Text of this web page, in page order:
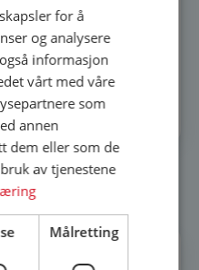
at
vare kan
for å
og analysere
informasjon
vårt med våre
som
annen
dem eller som de
av tjenestene
Målretting